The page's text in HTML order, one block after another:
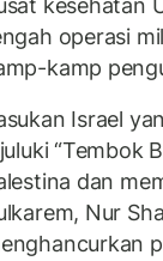
operasi
kamp
Israel
“Tembok
dan
Nur